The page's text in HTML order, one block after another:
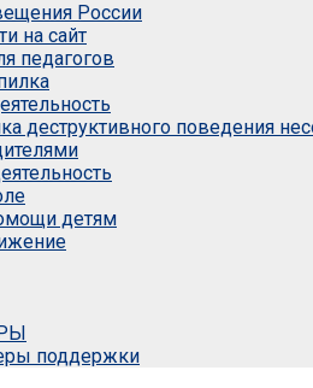
России
на сайт
педагогов
деструктивного поведения
детям
поддержки